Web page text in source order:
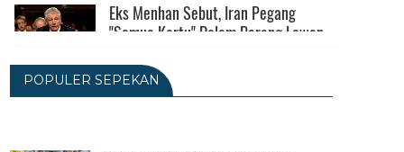
Eks Menhan Sebut, Iran Pegang
"Semua Kartu" Dalam Perang Lawan
06/08/2026 19:39 WIB ||
POPULER SEPEKAN